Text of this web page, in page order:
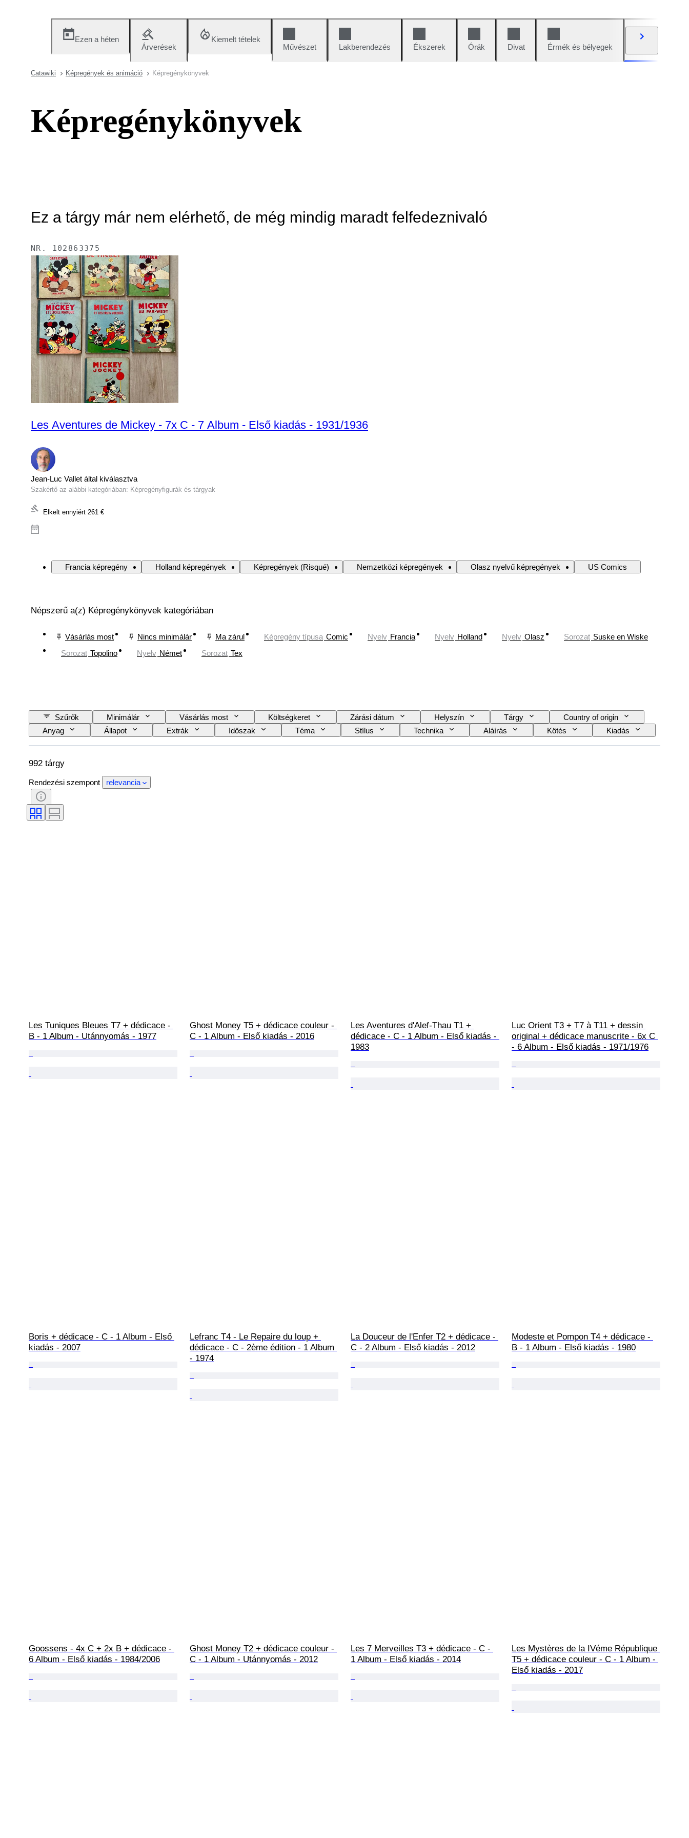
Ezen a héten
Árverések
Kiemelt tételek
Művészet
Lakberendezés Ékszerek Órák Divat Érmék és bélyegek
Catawiki Képregények és animáció Képregénykönyvek
Képregénykönyvek
Ez a tárgy már nem elérhető, de még mindig maradt felfedeznivaló
NR. 102863375
Les Aventures de Mickey - 7x C - 7 Album - Első kiadás - 1931/1936
Jean-Luc Vallet által kiválasztva
Szakértő az alábbi kategóriában: Képregényfigurák és tárgyak
Elkelt ennyiért 261 €
Francia képregény Holland képregények Képregények (Risqué) Nemzetközi képregények Olasz nyelvű képregények US Comics
Népszerű a(z) Képregénykönyvek kategóriában
Vásárlás most Nincs minimálár Ma zárul Képregény típusa Comic Nyelv Francia Nyelv Holland Nyelv Olasz Sorozat Suske en Wiske
Sorozat Topolino Nyelv Német Sorozat Tex
Szűrők Minimálár Vásárlás most Költségkeret Zárási dátum Helyszín Tárgy
Country of origin
Anyag
Állapot Extrák Időszak Téma Stílus Technika Aláírás Kötés
Kiadás
Nyelv
Mérték Sorozat Korszak Osztályzatos cég Osztály Eladta Képregény típusa
992 tárgy
Rendezési szempont relevancia
Les Tuniques Bleues T7 + dédicace -
B - 1 Album - Utánnyomás - 1977
Ghost Money T5 + dédicace couleur -
C - 1 Album - Első kiadás - 2016
Les Aventures d'Alef-Thau T1 +
dédicace - C - 1 Album - Első kiadás -
1983
Luc Orient T3 + T7 à T11 + dessin
original + dédicace manuscrite - 6x C
- 6 Album - Első kiadás - 1971/1976
Boris + dédicace - C - 1 Album - Első
kiadás - 2007
Lefranc T4 - Le Repaire du loup +
dédicace - C - 2ème édition - 1 Album
- 1974
La Douceur de l'Enfer T2 + dédicace -
C - 2 Album - Első kiadás - 2012
Modeste et Pompon T4 + dédicace -
B - 1 Album - Első kiadás - 1980
Goossens - 4x C + 2x B + dédicace -
6 Album - Első kiadás - 1984/2006
Ghost Money T2 + dédicace couleur -
C - 1 Album - Utánnyomás - 2012
Les 7 Merveilles T3 + dédicace - C -
1 Album - Első kiadás - 2014
Les Mystères de la IVéme République
T5 + dédicace couleur - C - 1 Album -
Első kiadás - 2017